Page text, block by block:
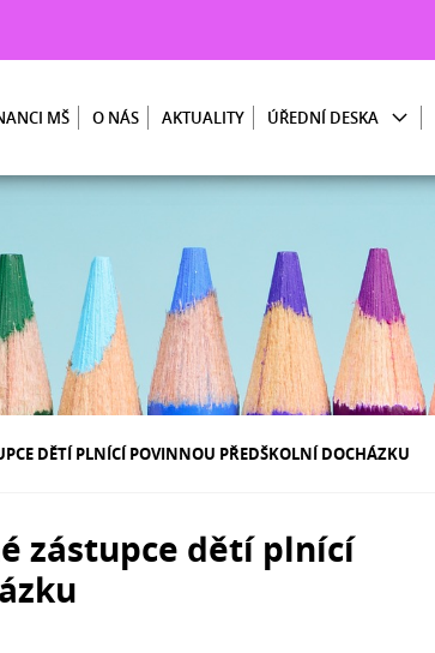
MŠ O NÁS AKTUALITY ÚŘEDNÍ DESKA
DĚTÍ PLNÍCÍ POVINNOU PŘEDŠKOLNÍ DOCHÁZKU
zástupce dětí plnící